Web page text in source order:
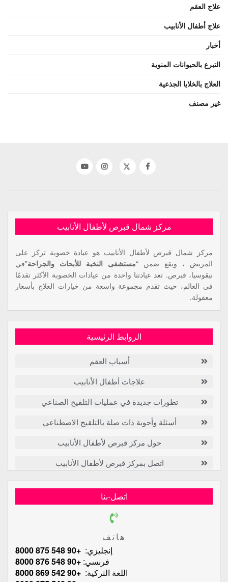
علاج العقم
علاج أطفال الأنابيب
أخبار
التبرع بالحيوانات المنوية
العلاج بالخلايا الجذعية
غير مصنف
مركز شمال قبرص لأطفال الأنابيب
مركز شمال قبرص لأطفال الأنابيب هو عيادة خصوبة تركز على
المريض ، ويقع ضمن “مستشفى النخبة للأبحاث والجراحة"في
نيقوسيا، قبرص. تعد عيادتنا واحدة من عيادات الخصوبة الأكثر تقدمًا
في العالم، حيث تقدم مجموعة واسعة من خيارات العلاج بأسعار
معقولة.
الروابط الرئيسية
أسباب العقم
علاجات أطفال الأنابيب
تطورات جديدة في عمليات التلقيح الصناعي
أسئلة وأجوبة ذات صلة بالتلقيح الاصطناعي
حول مركز قبرص لأطفال الأنابيب
اتصل بمركز قبرص لأطفال الأنابيب
اتصل-بنا
هاتف
إنجليزي: +90 548 875 8000
فرنسي: +90 548 876 8000
اللغة التركية: +90 542 869 8000